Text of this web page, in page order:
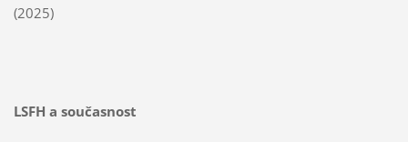
(2025)
LSFH a současnost